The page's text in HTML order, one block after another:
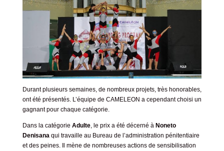
Durant plusieurs semaines, de nombreux projets, très honorables,
ont été présentés. L’équipe de CAMELEON a cependant choisi un
gagnant pour chaque catégorie.
Dans la catégorie Adulte, le prix a été décerné àNoneto
Denisanaqui travaille au Bureau de l’administration pénitentiaire
et des peines. Il mène de nombreuses actions de sensibilisation